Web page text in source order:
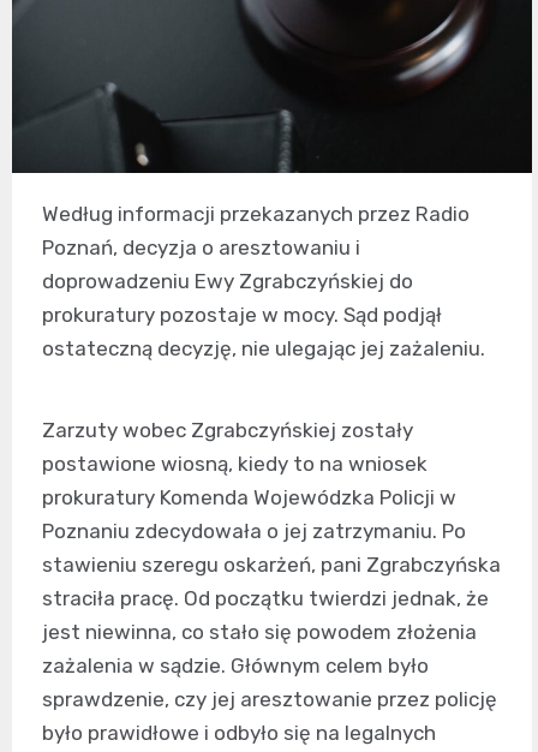
Według informacji przekazanych przez Radio
Poznań, decyzja o aresztowaniu i
doprowadzeniu Ewy Zgrabczyńskiej do
prokuratury pozostaje w mocy. Sąd podjął
ostateczną decyzję, nie ulegając jej zażaleniu.
Zarzuty wobec Zgrabczyńskiej zostały
postawione wiosną, kiedy to na wniosek
prokuratury Komenda Wojewódzka Policji w
Poznaniu zdecydowała o jej zatrzymaniu. Po
stawieniu szeregu oskarżeń, pani Zgrabczyńska
straciła pracę. Od początku twierdzi jednak, że
jest niewinna, co stało się powodem złożenia
zażalenia w sądzie. Głównym celem było
sprawdzenie, czy jej aresztowanie przez policję
było prawidłowe i odbyło się na legalnych